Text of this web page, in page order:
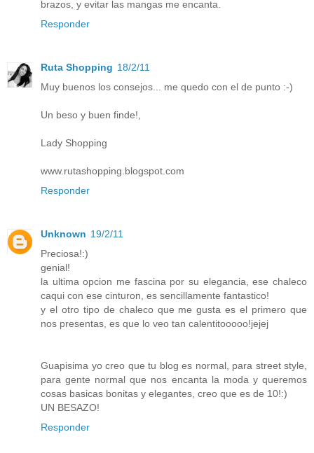
brazos, y evitar las mangas me encanta.
Responder
Ruta Shopping 18/2/11
Muy buenos los consejos... me quedo con el de punto :-)
Un beso y buen finde!,
Lady Shopping
www.rutashopping.blogspot.com
Responder
Unknown 19/2/11
Preciosa!:)
genial!
la ultima opcion me fascina por su elegancia, ese chaleco
caqui con ese cinturon, es sencillamente fantastico!
y el otro tipo de chaleco que me gusta es el primero que
nos presentas, es que lo veo tan calentitooooo!jejej
Guapisima yo creo que tu blog es normal, para street style,
para gente normal que nos encanta la moda y queremos
cosas basicas bonitas y elegantes, creo que es de 10!:)
UN BESAZO!
Responder